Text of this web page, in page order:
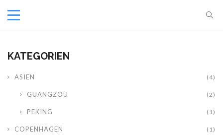
KATEGORIEN
ASIEN (4)
GUANGZOU (2)
PEKING (1)
COPENHAGEN (1)